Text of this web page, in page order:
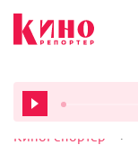
ВСЕ ПОДКАСТЫ
КиноРепортер >